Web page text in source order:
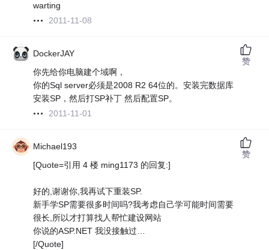
warting
2011-11-08
DockerJAY
你先给你电脑建个域啊，
你的Sql server必须是2008 R2 64位的。安装完数据库
安装SP，然后打SP补丁 然后配置SP。
2011-11-01
赞
Michael193
[Quote=引用 4 楼 ming1173 的回复:]
好的,谢谢你,我再试下重装SP.
新手学SP需要很多时间吗?我考虑自己学可能时间需要
很长,所以才打算找人帮忙建设网站
你说的ASP.NET 我没接触过…
[/Quote]
赞